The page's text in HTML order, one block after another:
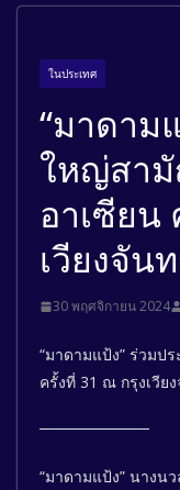
ในประเทศ
“มาดาม
ใหญ่สา
อาเซียน
เวียงจัน
30 พฤศจิกายน 2024
“มาดามแป้ง” ร่วม
ครั้งที่ 31 ณ กรุงเวีย
“มาดามแป้ง” นาง